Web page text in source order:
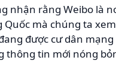
nhận rằng Weibo là
mà chúng ta
được cư dân
thông tin mới nóng